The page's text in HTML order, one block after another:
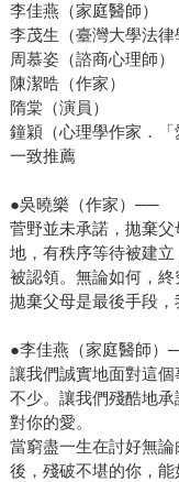
李佳燕（家庭醫師）
李茂生（臺灣大學法律
周慕姿（諮商心理師）
陳潔晧（作家）
隋棠（演員）
鐘穎（心理學作家．「
一致推薦
●吳曉樂（作家）──
菅野並未承諾，拋棄
地，有秩序等待被建
被認領。無論如何，
拋棄父母是最後手段，
●李佳燕（家庭醫師）
讓我們誠實地面對這
不少。讓我們殘酷地
對你的愛。
當窮盡一生在討好無
後，殘破不堪的你，